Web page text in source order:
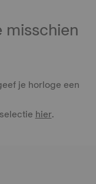
je horloge een
hier.